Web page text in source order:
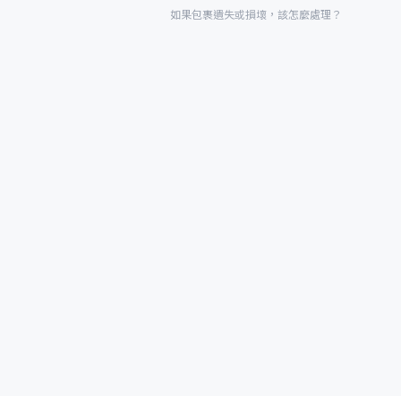
如果包裹遺失或損壞，該怎麼處理？